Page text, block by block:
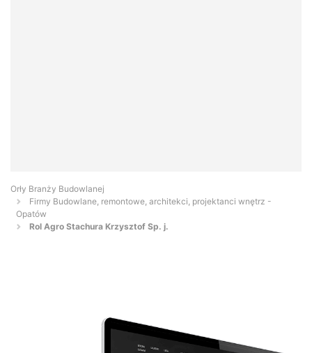
Orły Branży Budowlanej
Firmy Budowlane, remontowe, architekci, projektanci wnętrz -
Opatów
Rol Agro Stachura Krzysztof Sp. j.